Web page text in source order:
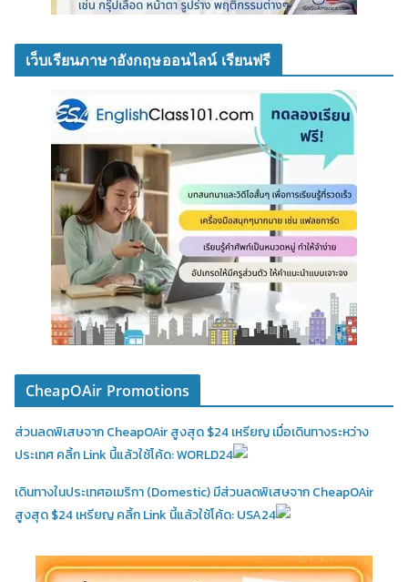
เว็บเรียนภาษาอังกฤษออนไลน์ เรียนฟรี
CheapOAir Promotions
ส่วนลดพิเสษจาก CheapOAir สูงสุด $24 เหรียญ เมื่อเดินทางระหว่าง
ประเทศ คลิ้ก Link นี้แล้วใช้โค้ด: WORLD24
เดินทางในประเทศอเมริกา (Domestic)มีส่วนลดพิเสษจาก CheapOAir
สูงสุด $24 เหรียญ คลิ้ก Link นี้แล้วใช้โค้ด: USA24